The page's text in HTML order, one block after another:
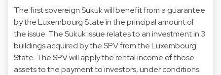
The first sovereign Sukuk will benefit from a guarantee
by the Luxembourg State in the principal amount of
the issue. The Sukuk issue relates to an investment in 3
buildings acquired by the SPV from the Luxembourg
State. The SPV will apply the rental income of those
assets to the payment to investors, under conditions